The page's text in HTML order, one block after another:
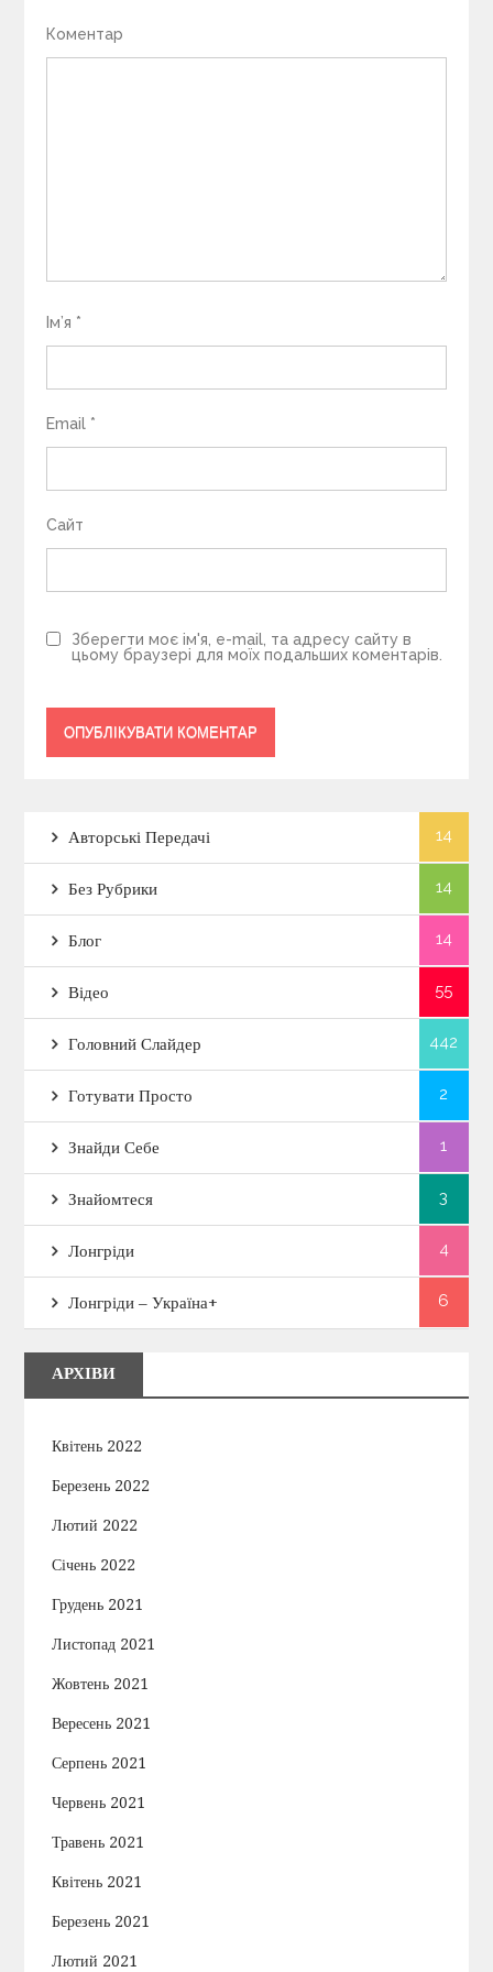
Коментар
Ім’я *
Email *
Сайт
Зберегти моє ім'я, e-mail, та адресу сайту в
цьому браузері для моїх подальших коментарів.
Авторські Передачі 14
Без Рубрики 14
Блог 14
Відео 55
Головний Слайдер 442
Готувати Просто 2
Знайди Себе 1
Знайомтеся 3
Лонгріди 4
Лонгріди – Україна+ 6
АРХІВИ
Квітень 2022
Березень 2022
Лютий 2022
Січень 2022
Грудень 2021
Листопад 2021
Жовтень 2021
Вересень 2021
Серпень 2021
Червень 2021
Травень 2021
Квітень 2021
Березень 2021
Лютий 2021